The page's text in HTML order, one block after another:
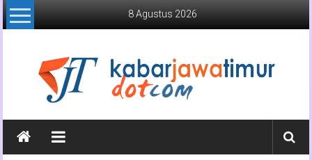
Lompat
ke
8 Agustus 2026
Kabar
Jawa